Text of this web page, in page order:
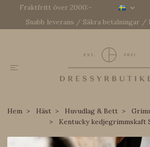
Fraktfritt över 2000:-
Snabb leverans / Säkra betalningar /
Hem Häst Huvudlag & Bett
Kentucky kedjegrimmskaft